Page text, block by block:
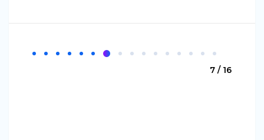
7 / 16